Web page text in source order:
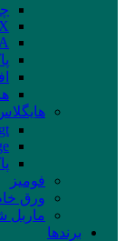
فومیز
ورق
ماربل
برند‌ها